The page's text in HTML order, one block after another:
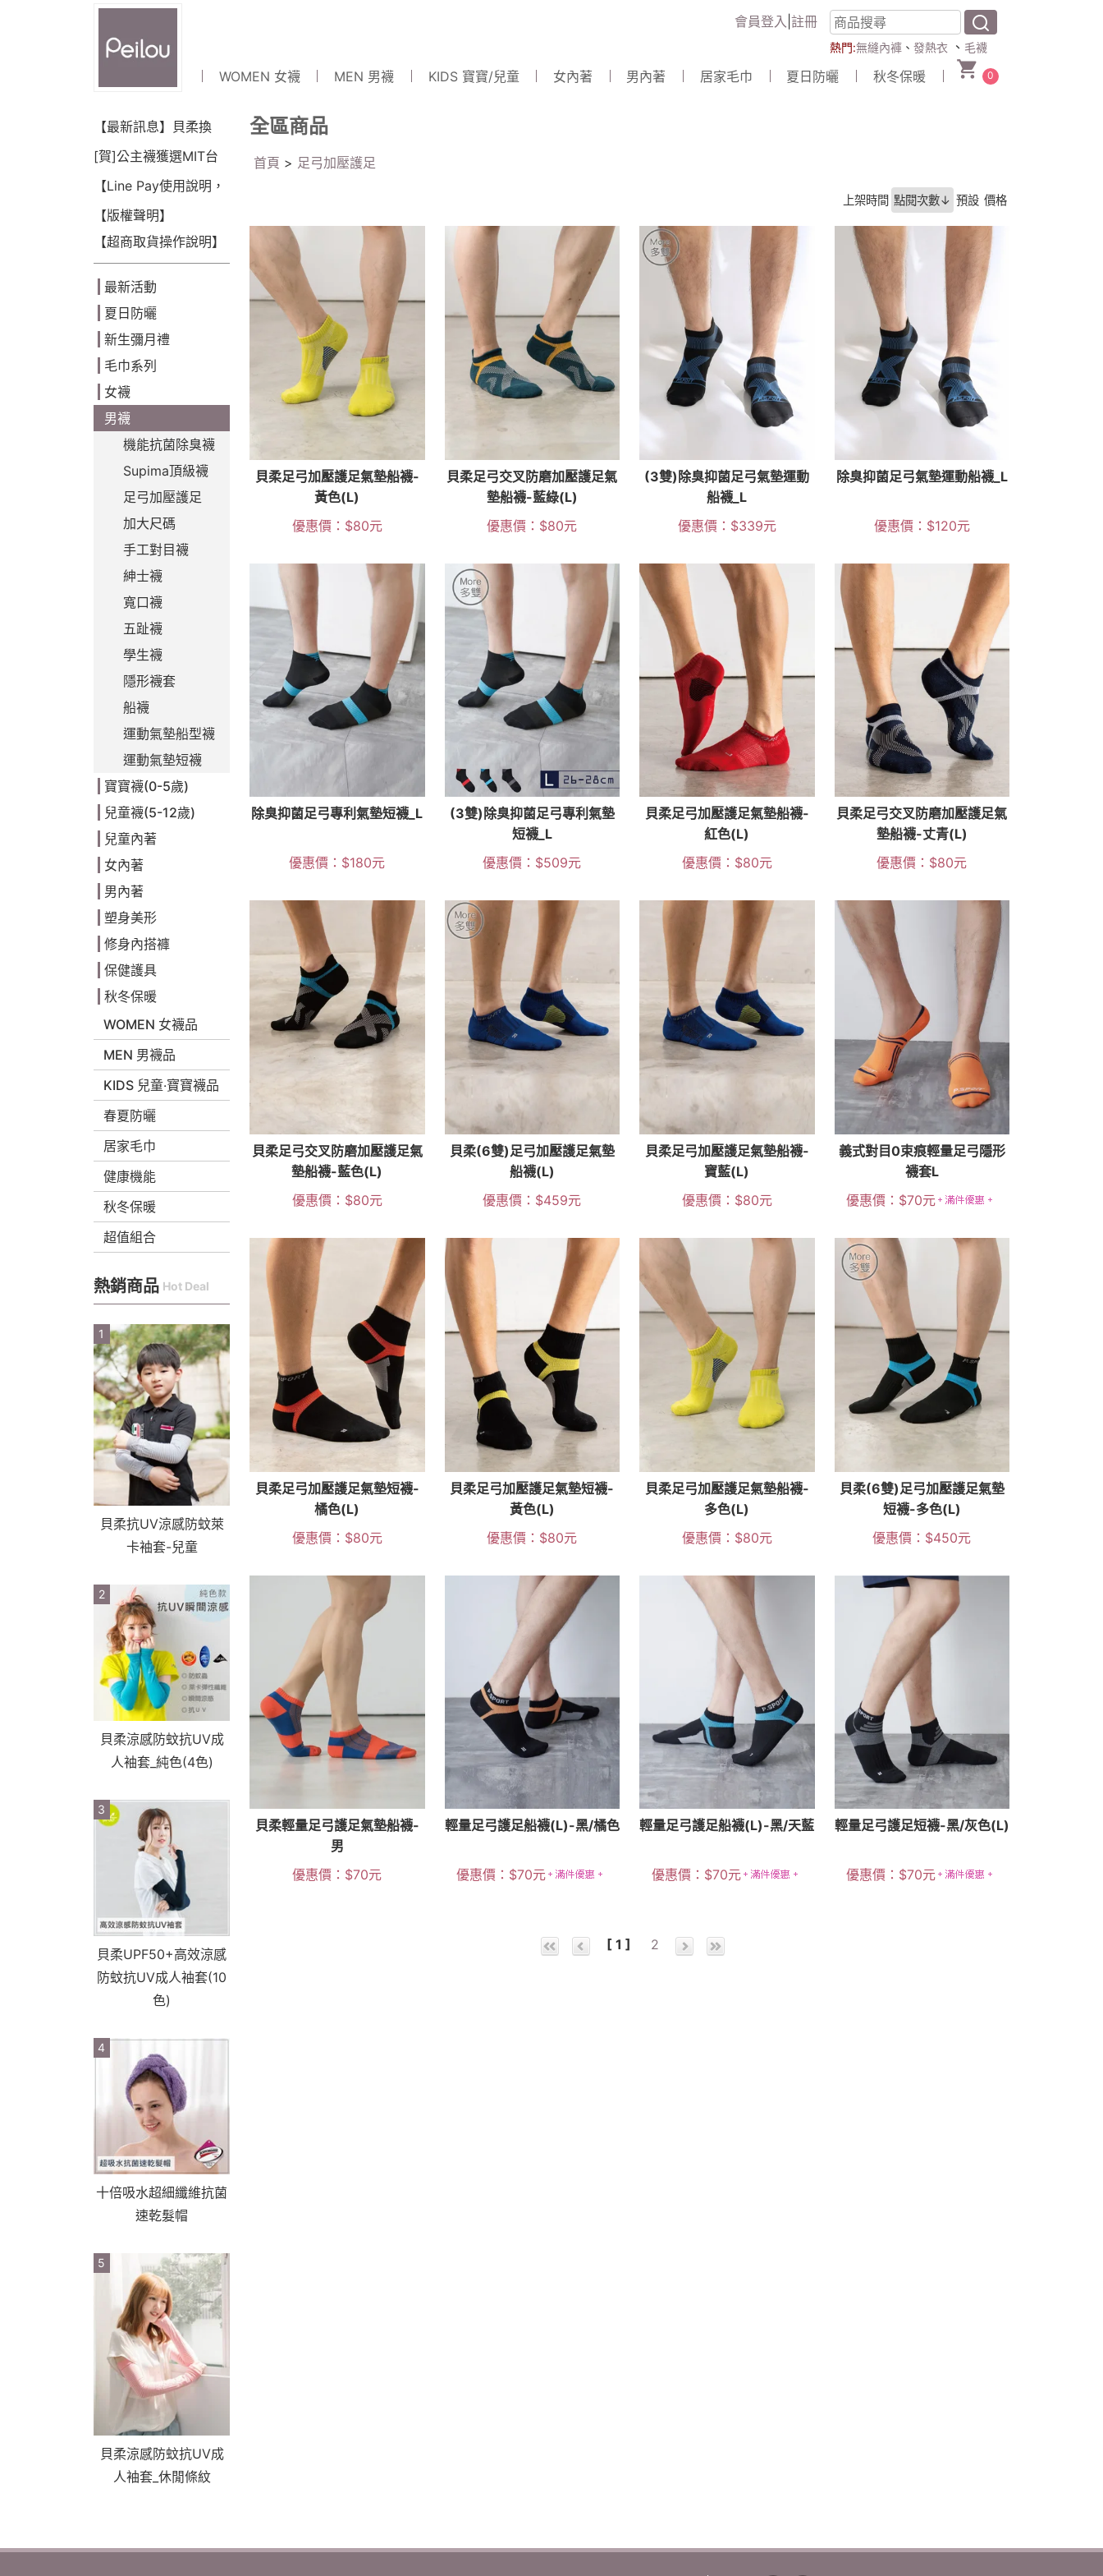
會員登入 註冊
熱門:無縫內褲 、 發熱衣 、 毛襪
WOMEN 女襪 MEN 男襪 KIDS 寶寶/兒童 女內著 男內著 居家毛巾 夏日防曬 秋冬保暖 0
【最新訊息】貝柔換
LOGO囉~!
[賀]公主襪獲選MIT台
灣金選獎(2018)
【Line Pay使用說明，
可點數折抵】
【版權聲明】
【超商取貨操作說明】
最新活動
夏日防曬
新生彌月禮
毛巾系列
女襪
男襪
機能抗菌除臭襪
Supima頂級襪
足弓加壓護足
加大尺碼
手工對目襪
紳士襪
寬口襪
五趾襪
學生襪
隱形襪套
船襪
運動氣墊船型襪
運動氣墊短襪
寶寶襪(0-5歲)
兒童襪(5-12歲)
兒童內著
女內著
男內著
塑身美形
修身內搭褲
保健護具
秋冬保暖
WOMEN 女襪品
MEN 男襪品
KIDS 兒童‧寶寶襪品
春夏防曬
居家毛巾
健康機能
秋冬保暖
超值組合
熱銷商品 Hot Deal
1
貝柔抗UV涼感防蚊萊
卡袖套-兒童
2
貝柔涼感防蚊抗UV成
人袖套_純色(4色)
3
貝柔UPF50+高效涼感
防蚊抗UV成人袖套(10
色)
4
十倍吸水超細纖維抗菌
速乾髮帽
5
貝柔涼感防蚊抗UV成
人袖套_休閒條紋
全區商品
首頁 > 足弓加壓護足
上架時間 點閱次數↓ 預設 價格
貝柔足弓加壓護足氣墊船襪-
黃色(L)
優惠價： $80元
貝柔足弓交叉防磨加壓護足氣
墊船襪-藍綠(L)
優惠價： $80元
(3雙)除臭抑菌足弓氣墊運動
船襪_L
優惠價： $339元
除臭抑菌足弓氣墊運動船襪_L
優惠價： $120元
除臭抑菌足弓專利氣墊短襪_L
優惠價： $180元
(3雙)除臭抑菌足弓專利氣墊
短襪_L
優惠價： $509元
貝柔足弓加壓護足氣墊船襪-
紅色(L)
優惠價： $80元
貝柔足弓交叉防磨加壓護足氣
墊船襪-丈青(L)
優惠價： $80元
貝柔足弓交叉防磨加壓護足氣
墊船襪-藍色(L)
優惠價： $80元
貝柔(6雙)足弓加壓護足氣墊
船襪(L)
優惠價： $459元
貝柔足弓加壓護足氣墊船襪-
寶藍(L)
優惠價： $80元
義式對目0束痕輕量足弓隱形
襪套L
優惠價： $70元
貝柔足弓加壓護足氣墊短襪-
橘色(L)
優惠價： $80元
貝柔足弓加壓護足氣墊短襪-
黃色(L)
優惠價： $80元
貝柔足弓加壓護足氣墊船襪-
多色(L)
優惠價： $80元
貝柔(6雙)足弓加壓護足氣墊
短襪-多色(L)
優惠價： $450元
貝柔輕量足弓護足氣墊船襪-
男
優惠價： $70元
輕量足弓護足船襪(L)-黑/橘色
優惠價： $70元
輕量足弓護足船襪(L)-黑/天藍
優惠價： $70元
輕量足弓護足短襪-黑/灰色(L)
優惠價： $70元
[ 1 ] 2